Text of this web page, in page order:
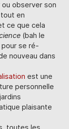
ou observer son
en
ce que cela
(bah le
se ré-
nouveau dans
est une
personnelle
plaisante